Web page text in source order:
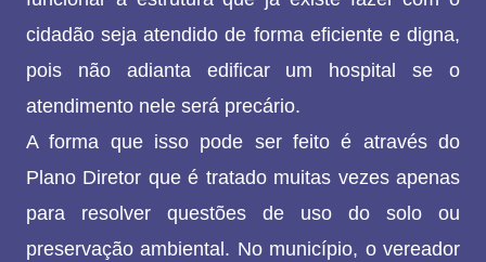
cidadão seja atendido de forma eficiente e digna,
pois não adianta edificar um hospital se o
atendimento nele será precário.
A forma que isso pode ser feito é através do
Plano Diretor que é tratado muitas vezes apenas
para resolver questões de uso do solo ou
preservação ambiental. No município, o vereador